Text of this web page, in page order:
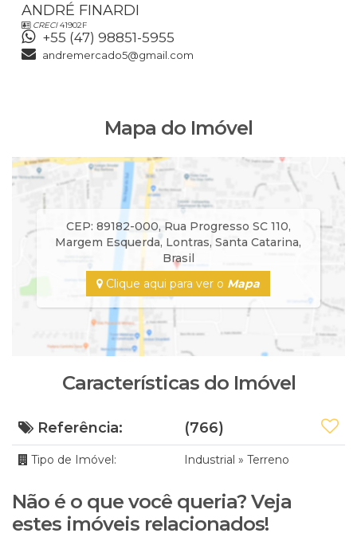
ANDRÉ FINARDI
CRECI41902F
+55 (47) 98851-5955
andremercado5@gmail.com
Mapa do Imóvel
CEP: 89182-000, Rua Progresso SC 110,
Margem Esquerda, Lontras,Santa Catarina,
Brasil
Clique aqui para ver o Mapa
Características do Imóvel
Referência: (766)
Tipo de Imóvel: Industrial » Terreno
Não é o que você queria? Veja
estes imóveis relacionados!